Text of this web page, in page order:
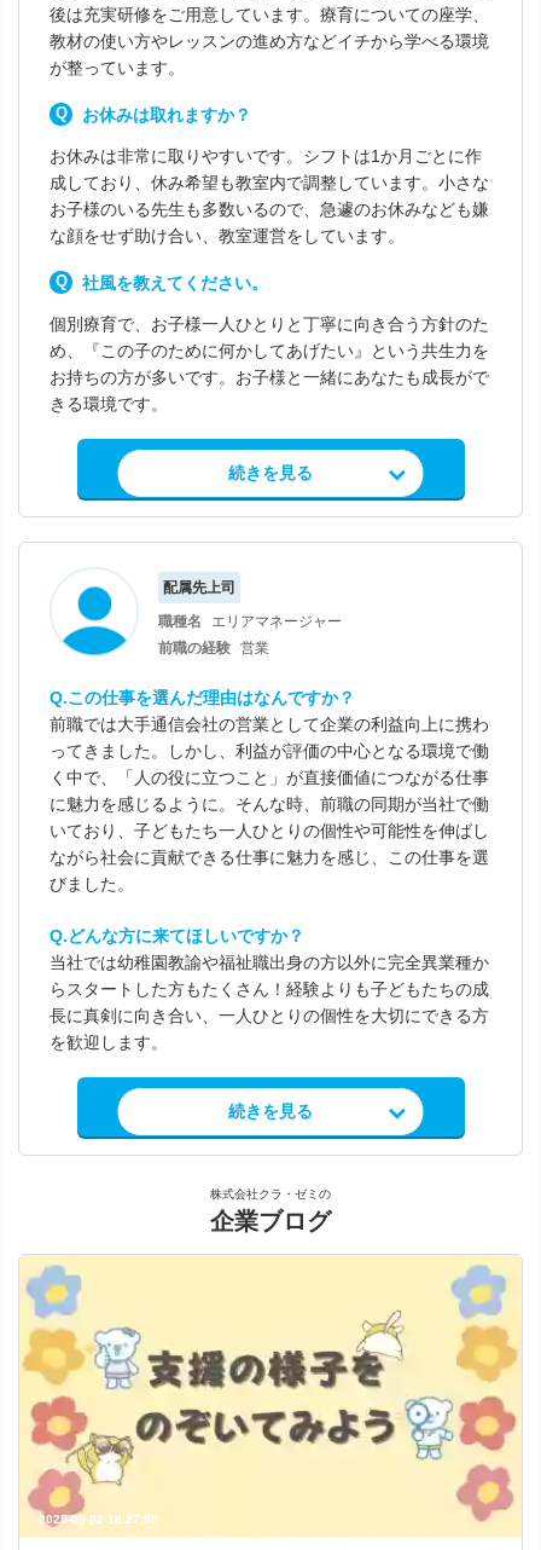
後は充実研修をご用意しています。療育についての座学、
教材の使い方やレッスンの進め方などイチから学べる環境
が整っています。
お休みは取れますか？
お休みは非常に取りやすいです。シフトは1か月ごとに作
成しており、休み希望も教室内で調整しています。小さな
お子様のいる先生も多数いるので、急遽のお休みなども嫌
な顔をせず助け合い、教室運営をしています。
社風を教えてください。
個別療育で、お子様一人ひとりと丁寧に向き合う方針のた
め、『この子のために何かしてあげたい』という共生力を
お持ちの方が多いです。お子様と一緒にあなたも成長がで
きる環境です。
求人情報を見る
続きを見る
配属先上司
職種名
エリアマネージャー
前職の経験 営業
Q.この仕事を選んだ理由はなんですか？
前職では大手通信会社の営業として企業の利益向上に携わ
ってきました。しかし、利益が評価の中心となる環境で働
く中で、「人の役に立つこと」が直接価値につながる仕事
に魅力を感じるように。そんな時、前職の同期が当社で働
いており、子どもたち一人ひとりの個性や可能性を伸ばし
ながら社会に貢献できる仕事に魅力を感じ、この仕事を選
びました。
Q.どんな方に来てほしいですか？
当社では幼稚園教諭や福祉職出身の方以外に完全異業種か
らスタートした方もたくさん！経験よりも子どもたちの成
長に真剣に向き合い、一人ひとりの個性を大切にできる方
を歓迎します。
求人情報を見る
続きを見る
株式会社クラ・ゼミの
企業ブログ
2025-09-02 18:27:59